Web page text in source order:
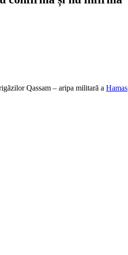
Qassam – aripa militară a Hamas